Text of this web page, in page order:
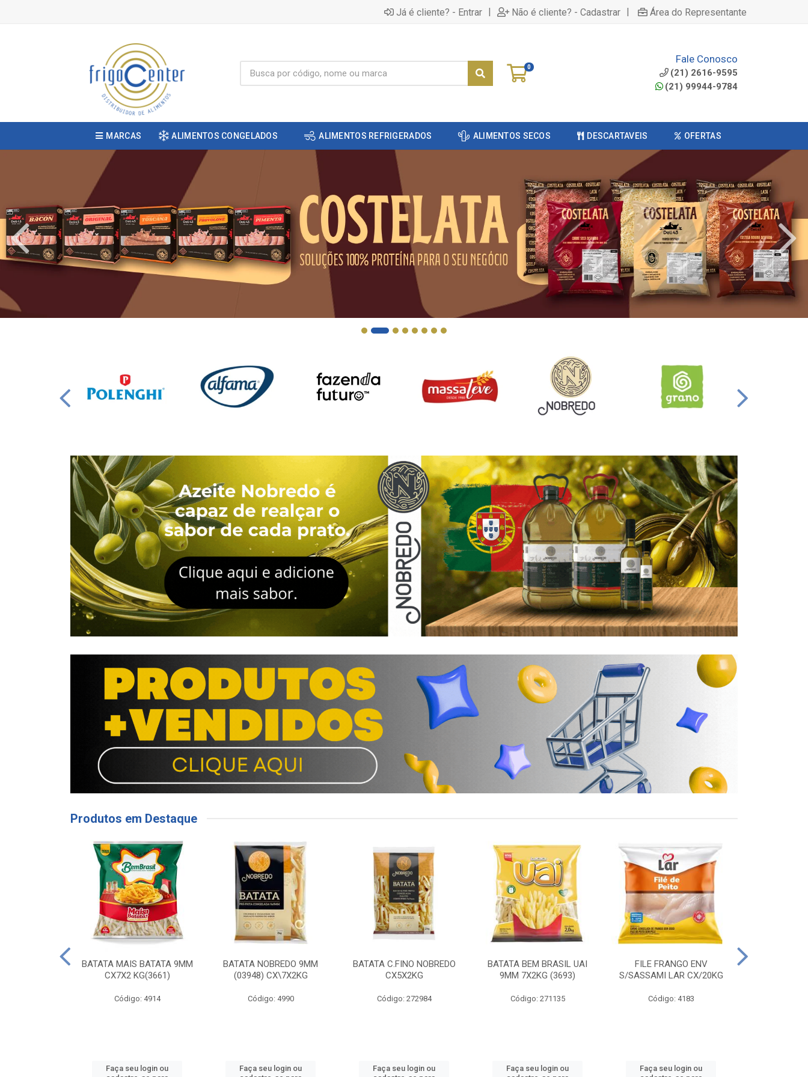
Já é cliente? - Entrar | Não é cliente? - Cadastrar | Área do Representante
0
Fale Conosco
(21) 2616-9595
(21) 99944-9784
MARCAS ALIMENTOS CONGELADOS ALIMENTOS REFRIGERADOS ALIMENTOS SECOS DESCARTAVEIS OFERTAS
Produtos em Destaque
BATATA MAIS BATATA 9MM
CX7X2 KG(3661)
Código: 4914
Faça seu login ou
BATATA NOBREDO 9MM
(03948) CX\7X2KG
Código: 4990
Faça seu login ou
BATATA C.FINO NOBREDO
CX5X2KG
Código: 272984
Faça seu login ou
BATATA BEM BRASIL UAI
9MM 7X2KG (3693)
Código: 271135
Faça seu login ou
FILE FRANGO ENV
S/SASSAMI LAR CX/20KG
Código: 4183
Faça seu login ou